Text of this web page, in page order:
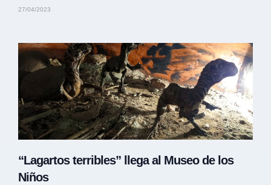
27/04/2023
“Lagartos terribles” llega al Museo de los
Niños